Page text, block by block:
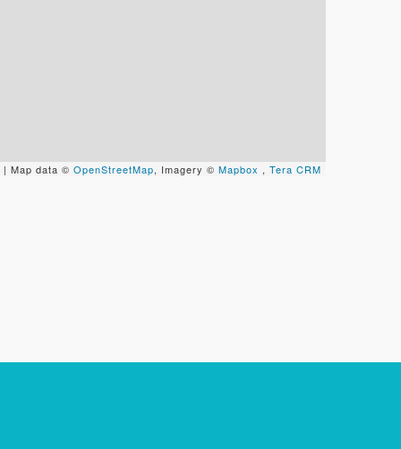
| Map data © OpenStreetMap, Imagery © Mapbox , Tera CRM